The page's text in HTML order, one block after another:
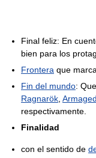
Final feliz: En
bien para los
Frontera que
Fin del mundo:
Ragnarök
respectivamente.
Finalidad
con el sentido de